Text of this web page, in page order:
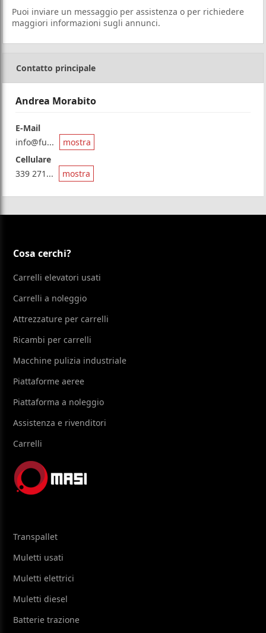
Puoi inviare un messaggio per assistenza o per richiedere
maggiori informazioni sugli annunci.
Contatto principale
Andrea Morabito
E-Mail
info@fu...
mostra
Cellulare
339 271...
mostra
Cosa cerchi?
Carrelli elevatori usati
Carrelli a noleggio
Attrezzature per carrelli
Ricambi per carrelli
Macchine pulizia industriale
Piattaforme aeree
Piattaforma a noleggio
Assistenza e rivenditori
Carrelli
Transpallet
Muletti usati
Muletti elettrici
Muletti diesel
Batterie trazione